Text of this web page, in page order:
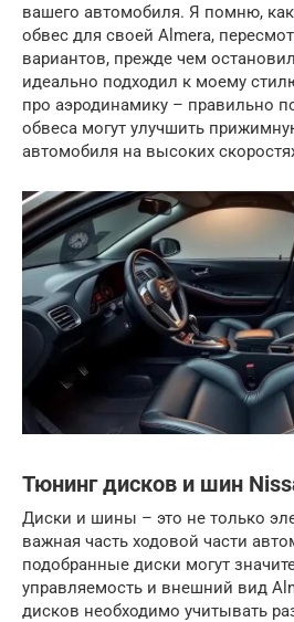
вашего автомобиля. Я помню,
обвес для своей Almera,
вариантов, прежде чем
идеально подходил к моему
про аэродинамику – правильно
обвеса могут улучшить
автомобиля на высоких
Тюнинг дисков и шин
Диски и шины – это не только
важная часть ходовой части
подобранные диски могут
управляемость и внешний вид
дисков необходимо учитывать